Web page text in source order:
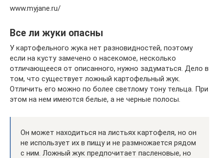
www.myjane.ru/
Все ли жуки опасны
У картофельного жука нет разновидностей, поэтому
если на кусту замечено о насекомое, несколько
отличающееся от описанного, нужно задуматься. Дело в
том, что существует ложный картофельный жук.
Отличить его можно по более светлому тону тельца. При
этом на нем имеются белые, а не черные полосы.
Он может находиться на листьях картофеля, но он
не использует их в пищу и не размножается рядом
с ним. Ложный жук предпочитает пасленовые, но